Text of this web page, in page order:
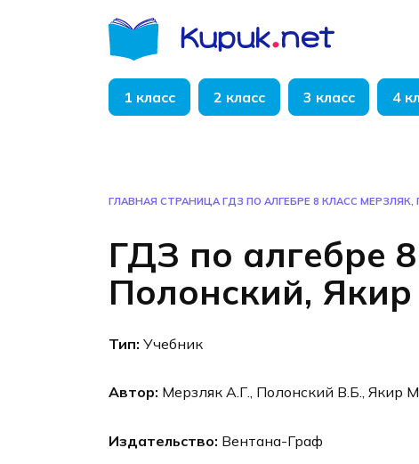
1 класс 2 класс 3 класс 4
ГЛАВНАЯ СТРАНИЦА ГДЗ ПО АЛГЕБРЕ 8 КЛАСС
ГДЗ по алгебре
Полонский,
Тип: Учебник
Автор: Мерзляк А.Г., Полонский В.Б., Якир
Издательство: Вентана-Граф